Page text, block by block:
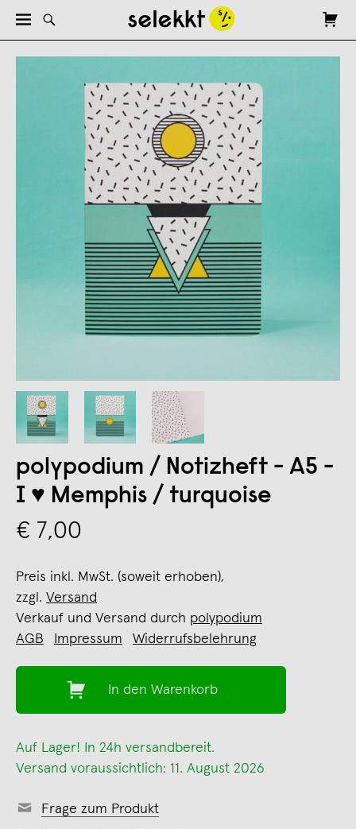
polypodium / Notizheft - A5 -
I ♥ Memphis / turquoise
€ 7,00
Preis inkl. MwSt. (soweit erhoben),
zzgl. Versand
Verkauf und Versand durch polypodium
AGB
Impressum Widerrufsbelehrung
In den Warenkorb
Auf Lager! In 24h versandbereit.
Versand voraussichtlich: 11. August 2026
Frage zum Produkt